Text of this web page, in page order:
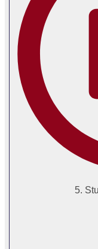
5.